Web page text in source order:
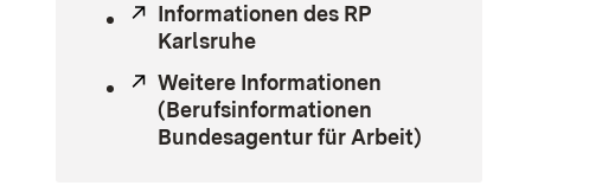
Extern:
Informationen des RP
Karlsruhe(Öffnet in neuem Fenster)
Extern:
Weitere Informationen
(Berufsinformationen
Bundesagentur für Arbeit)